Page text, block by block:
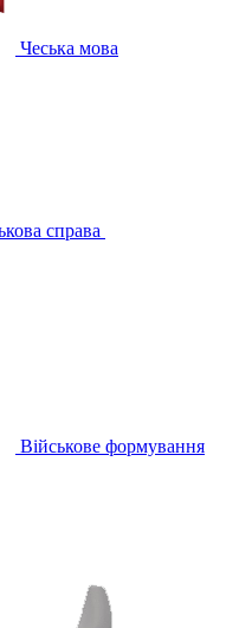
Чеська мова
справа
Військове формування